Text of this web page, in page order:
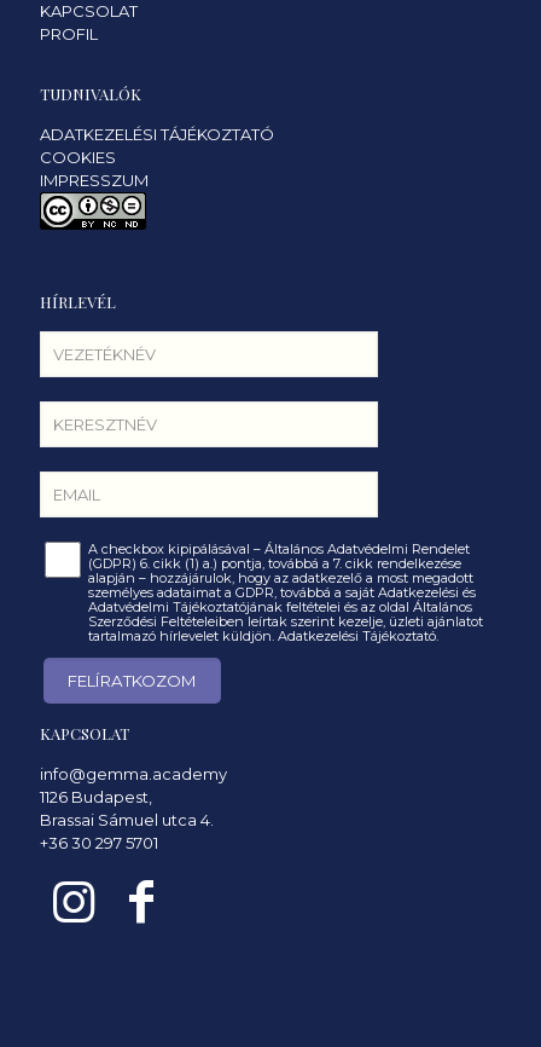
KAPCSOLAT
PROFIL
TUDNIVALÓK
ADATKEZELÉSI TÁJÉKOZTATÓ
COOKIES
IMPRESSZUM
HÍRLEVÉL
A checkbox kipipálásával – Általános Adatvédelmi Rendelet
(GDPR) 6. cikk (1) a.) pontja, továbbá a 7. cikk rendelkezése
alapján – hozzájárulok, hogy az adatkezelő a most megadott
személyes adataimat a GDPR, továbbá a saját Adatkezelési és
Adatvédelmi Tájékoztatójának feltételei és az oldal Általános
Szerződési Feltételeiben leírtak szerint kezelje, üzleti ajánlatot
tartalmazó hírlevelet küldjön. Adatkezelési Tájékoztató.
KAPCSOLAT
info@gemma.academy
1126 Budapest,
Brassai Sámuel utca 4.
+36 30 297 5701